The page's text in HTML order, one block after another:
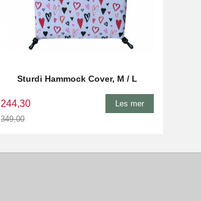
Sturdi Hammock Cover, M / L
244,30
349,00
Les mer